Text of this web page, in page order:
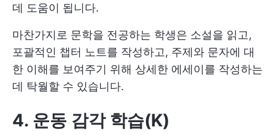
데 도움이 됩니다.
마찬가지로 문학을 전공하는 학생은 소설을 읽고,
포괄적인 챕터 노트를 작성하고, 주제와 문자에 대
한 이해를 보여주기 위해 상세한 에세이를 작성하는
데 탁월할 수 있습니다.
4. 운동 감각 학습(K)